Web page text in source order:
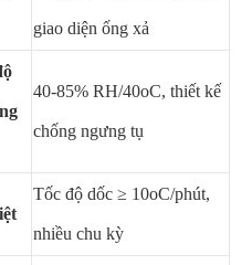
giao diện ống xả
40-85% RH/40oC, thiết kế
chống ngưng tụ
Tốc độ dốc ≥ 10oC/phút,
nhiều chu kỳ